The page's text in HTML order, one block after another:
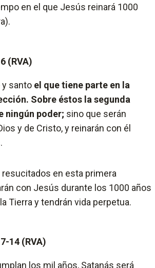
en el que Jesús reinará 1000
(RVA)
y santo el que tiene parte en la
Sobre éstos la segunda
ningún poder; sino que serán
y de Cristo, y reinarán con él
en esta primera
con Jesús durante los 1000 años
Tierra y tendrán vida perpetua.
14 (RVA)
los mil años, Satanás será